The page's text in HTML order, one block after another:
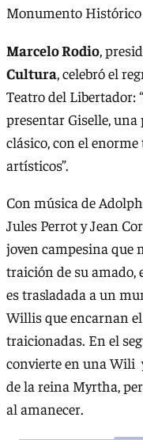
Monumento Histórico
Marcelo Rodio,
Cultura, celebró el
Teatro del Libertador:
presentar Giselle,
clásico, con el
artísticos”.
Con música de
Jules Perrot y Jean
joven campesina que
traición de su amado,
es trasladada a un
Willis que encarnan
traicionadas. En el
convierte en una Wili
de la reina Myrtha,
al amanecer.